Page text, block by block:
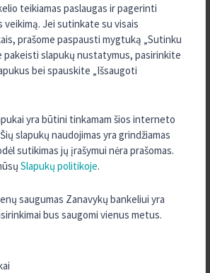
teikiamas paslaugas ir pagerinti
Jei sutinkate su visais
prašome paspausti mygtuką „Sutinku
pakeisti slapukų nustatymus, pasirinkite
bei spauskite „Išsaugoti
yra būtini tinkamam šios interneto
slapukų naudojimas yra grindžiamas
sutikimas jų įrašymui nėra prašomas.
Slapukų politikoje.
saugumas Zanavykų bankeliui yra
bus saugomi vienus metus.